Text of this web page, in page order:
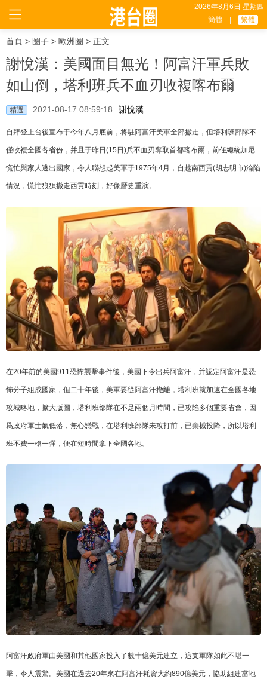
2026年8月6日 星期四
簡體
繁體
首頁 > 圈子 > 歐洲圈 > 正文
謝悅漢：美國面目無光！阿富汗軍兵敗
如山倒，塔利班兵不血刃收複喀布爾
精選 2021-08-17 08:59:18 謝悅漢
自拜登上台後宣布于今年八月底前，将駐阿富汗美軍全部撤走，但塔利班部隊不
僅收複全國各省份，并且于昨日(15日)兵不血刃奪取首都喀布爾，前任總統加尼
慌忙與家人逃出國家，令人聯想起美軍于1975年4月，自越南西貢(胡志明市)淪陷
情況，慌忙狼狽撤走西貢時刻，好像曆史重演。
在20年前的美國911恐怖襲擊事件後，美國下令出兵阿富汗，并認定阿富汗是恐
怖分子組成國家，但二十年後，美軍要從阿富汗撤離，塔利班就加速在全國各地
攻城略地，擴大版圖，塔利班部隊在不足兩個月時間，已攻陷多個重要省會，因
爲政府軍士氣低落，無心戀戰，在塔利班部隊未攻打前，已棄械投降，所以塔利
班不費一槍一彈，便在短時間拿下全國各地。
阿富汗政府軍由美國和其他國家投入了數十億美元建立，這支軍隊如此不堪一
擊，令人震驚。美國在過去20年來在阿富汗耗資大約890億美元，協助組建當地